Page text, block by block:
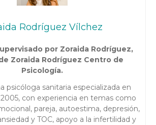
Rodríguez Vílchez
por Zoraida Rodríguez,
Zoraida Rodríguez Centro de
Psicología.
psicóloga sanitaria especializada en
con experiencia en temas como
pareja, autoestima, depresión,
y TOC, apoyo a la infertilidad y